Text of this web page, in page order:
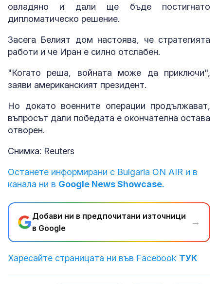
овладяно и дали ще бъде постигнато
дипломатическо решение.
Засега Белият дом настоява, че стратегията
работи и че Иран е силно отслабен.
"Когато реша, войната може да приключи",
заяви американският президент.
Но докато военните операции продължават,
въпросът дали победата е окончателна остава
отворен.
Снимка: Reuters
Останете информирани с Bulgaria ON AIR и в
канала ни в Google News Showcase.
Добави ни в предпочитани източници
в Google
→
Харесайте страницата ни във Facebook ТУК